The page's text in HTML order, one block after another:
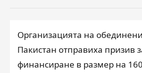
Организацията на
Пакистан отправиха призив
финансиране в размер на